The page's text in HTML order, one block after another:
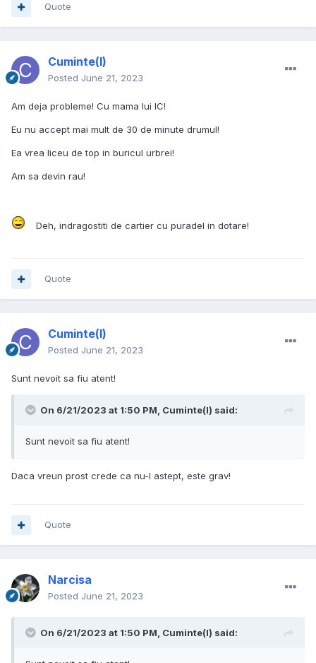
Quote
Cuminte(l)
Posted June 21, 2023
Am deja probleme! Cu mama lui IC!
Eu nu accept mai mult de 30 de minute drumul!
Ea vrea liceu de top in buricul urbrei!
Am sa devin rau!
Deh, indragostiti de cartier cu puradel in dotare!
Quote
Cuminte(l)
Posted June 21, 2023
Sunt nevoit sa fiu atent!
On 6/21/2023 at 1:50 PM, Cuminte(l) said:
Sunt nevoit sa fiu atent!
Daca vreun prost crede ca nu-l astept, este grav!
Quote
Narcisa
Posted June 21, 2023
On 6/21/2023 at 1:50 PM, Cuminte(l) said: